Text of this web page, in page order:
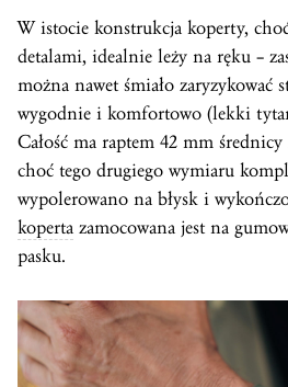
W istocie konstrukcja koperty,
detalami, idealnie leży na ręku –
można nawet śmiało zaryzykować
wygodnie i komfortowo (lekki
Całość ma raptem 42 mm
choć tego drugiego wymiaru
wypolerowano na błysk i
koperta zamocowana jest na
pasku.